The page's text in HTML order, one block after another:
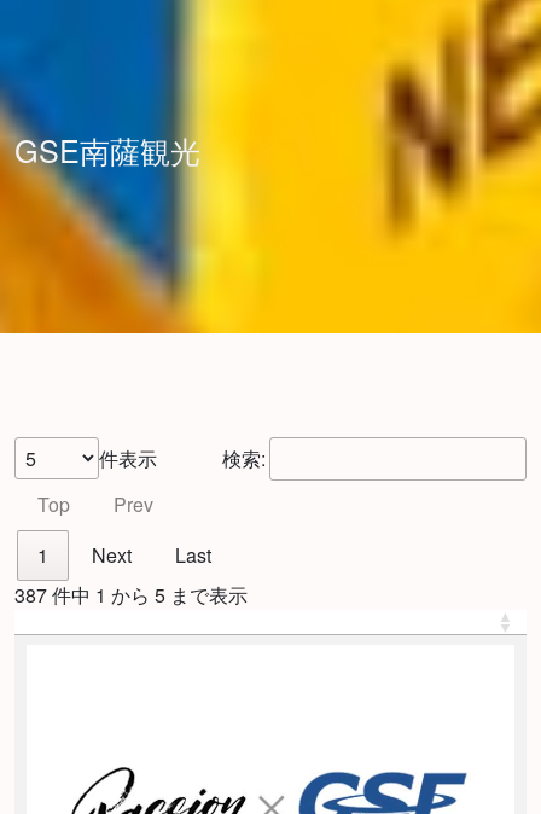
GSE南薩観光
件表示
検索:
Top
Prev
1
Next
Last
387 件中 1 から 5 まで表示